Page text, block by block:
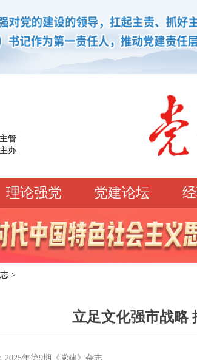
管
办
理论强党 党建论坛
台 学习园地 理论强党
先锋模范 学史明理
>
立足文化强市战略
2025年第9期《党建》杂志